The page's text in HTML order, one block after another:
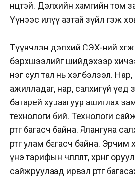
нөөцтэй. Дэлхийн хамгийн том
Үүнээс илүү азтай зүйл гэж
Түүнчлэн дэлхий СЭХ-ний
бэрхшээлийг шийдэхээр
нэг сул тал нь хэлбэлзэл.
ажилладаг, нар, салхигүй үед
батарей хураагуур ашиглах
технологи бий. Технологи
өртөг багасч байна. Ялангуяа
өртөг улам багасч байна.
үнэ тарифын чөлөөлөлт, хөрөнгө
сайжруулаад ирвэл өртөг